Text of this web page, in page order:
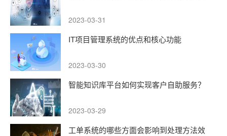
2023-03-31
IT项目管理系统的优点和核心功能
2023-03-30
智能知识库平台如何实现客户自助服务？
2023-03-29
工单系统的哪些方面会影响到处理方法效